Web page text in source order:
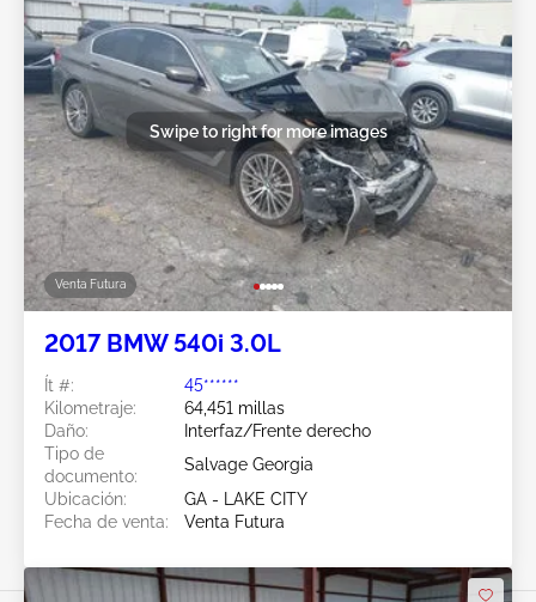
Venta Futura
Swipe to right for more images
2017 BMW 540i 3.0L
Ít #:
45******
Kilometraje:
64,451 millas
Daño:
Interfaz/Frente derecho
Tipo de
documento:
Salvage Georgia
Ubicación:
GA - LAKE CITY
Fecha de venta:
Venta Futura